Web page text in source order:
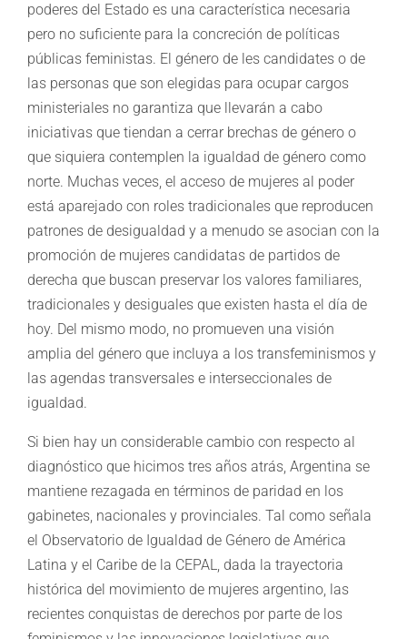
poderes del Estado es una característica necesaria
pero no suficiente para la concreción de políticas
públicas feministas. El género de les candidates o de
las personas que son elegidas para ocupar cargos
ministeriales no garantiza que llevarán a cabo
iniciativas que tiendan a cerrar brechas de género o
que siquiera contemplen la igualdad de género como
norte. Muchas veces, el acceso de mujeres al poder
está aparejado con roles tradicionales que reproducen
patrones de desigualdad y a menudo se asocian con la
promoción de mujeres candidatas de partidos de
derecha que buscan preservar los valores familiares,
tradicionales y desiguales que existen hasta el día de
hoy. Del mismo modo, no promueven una visión
amplia del género que incluya a los transfeminismos y
las agendas transversales e interseccionales de
igualdad.
Si bien hay un considerable cambio con respecto al
diagnóstico que hicimos tres años atrás, Argentina se
mantiene rezagada en términos de paridad en los
gabinetes, nacionales y provinciales. Tal como señala
el Observatorio de Igualdad de Género de América
Latina y el Caribe de la CEPAL, dada la trayectoria
histórica del movimiento de mujeres argentino, las
recientes conquistas de derechos por parte de los